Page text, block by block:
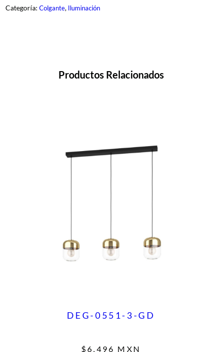
Categoría: Colgante, Iluminación
Productos Relacionados
DEG-0551-3-GD
$6,496 MXN